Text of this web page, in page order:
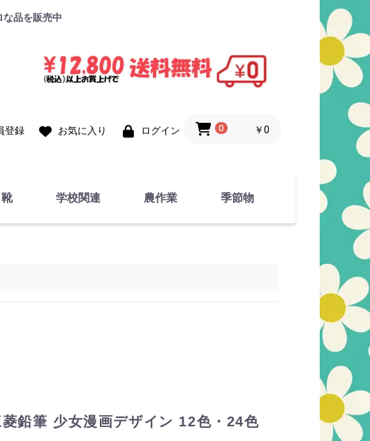
品を販売中
登録 お気に入り ログイン 0 ￥0
学校関連 農作業 季節物
菱鉛筆 少女漫画デザイン 12色・24色